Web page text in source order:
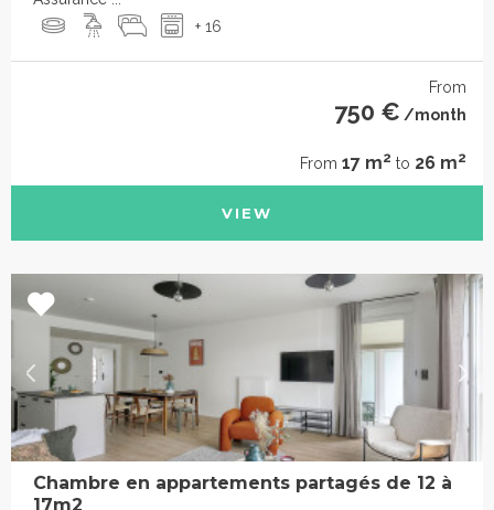
+ 16
From
750 € /month
From 17 m2 to 26 m2
VIEW
Chambre en appartements partagés de 12 à
17m2